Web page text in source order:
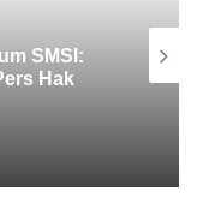
Media,